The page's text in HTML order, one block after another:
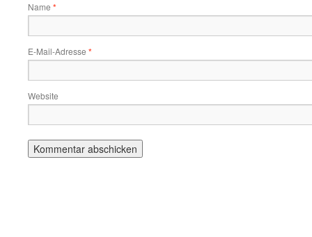
Name *
E-Mail-Adresse *
Website